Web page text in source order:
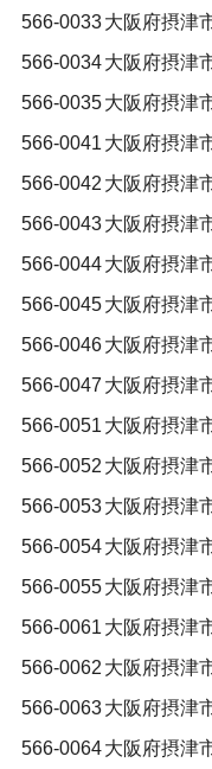
566-0033大阪府摂津
566-0034大阪府摂津
566-0035大阪府摂津
566-0041 大阪府摂津
566-0042 大阪府摂津
566-0043大阪府摂津
566-0044大阪府摂津
566-0045大阪府摂津
566-0046大阪府摂津
566-0047 大阪府摂津
566-0051 大阪府摂津
566-0052 大阪府摂津
566-0053大阪府摂津
566-0054大阪府摂津
566-0055大阪府摂津
566-0061 大阪府摂津
566-0062 大阪府摂津
566-0063大阪府摂津
566-0064大阪府摂津